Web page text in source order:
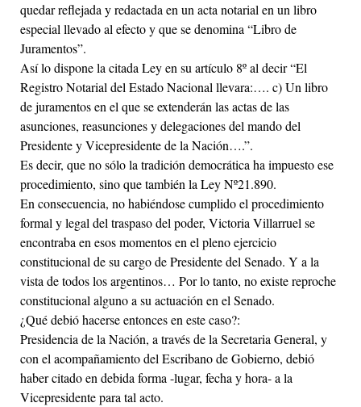
quedar reflejada y redactada en un acta notarial en un libro
especial llevado al efecto y que se denomina “Libro de
Juramentos”.
Así lo dispone la citada Ley en su artículo 8º al decir “El
Registro Notarial del Estado Nacional llevara:…. c) Un libro
de juramentos en el que se extenderán las actas de las
asunciones, reasunciones y delegaciones del mando del
Presidente y Vicepresidente de la Nación….”.
Es decir, que no sólo la tradición democrática ha impuesto ese
procedimiento, sino que también la Ley Nº21.890.
En consecuencia, no habiéndose cumplido el procedimiento
formal y legal del traspaso del poder, Victoria Villarruel se
encontraba en esos momentos en el pleno ejercicio
constitucional de su cargo de Presidente del Senado. Y a la
vista de todos los argentinos… Por lo tanto, no existe reproche
constitucional alguno a su actuación en el Senado.
¿Qué debió hacerse entonces en este caso?:
Presidencia de la Nación, a través de la Secretaria General, y
con el acompañamiento del Escribano de Gobierno, debió
haber citado en debida forma -lugar, fecha y hora- a la
Vicepresidente para tal acto.